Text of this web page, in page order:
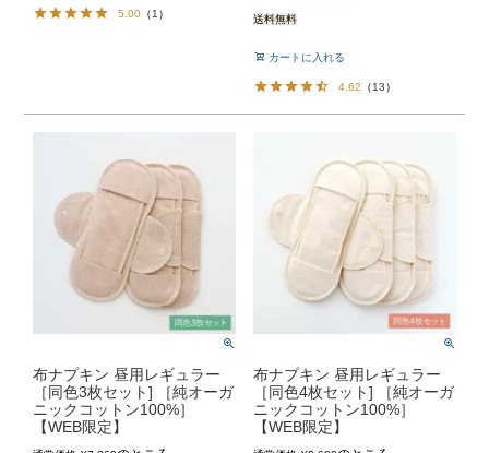
5.00 （1 ） 送料無料
カートに入れる
4.62 （13）
布ナプキン 昼用レギュラー
［同色3枚セット] ［純オーガ
ニックコットン100%］
【WEB限定】
布ナプキン 昼用レギュラー
［同色4枚セット] ［純オーガ
ニックコットン100%］
【WEB限定】